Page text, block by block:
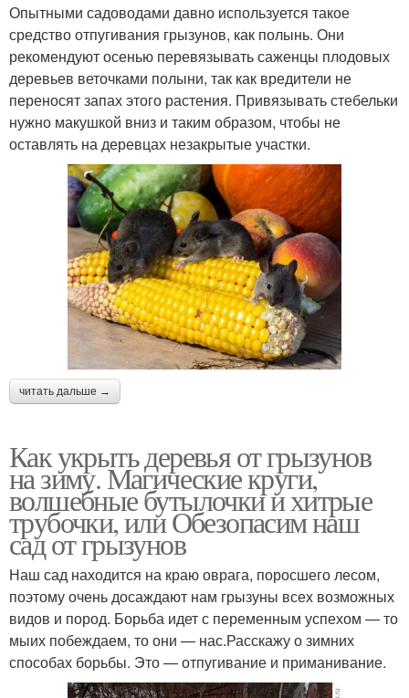
Опытными садоводами давно используется такое
средство отпугивания грызунов, как полынь. Они
рекомендуют осенью перевязывать саженцы плодовых
деревьев веточками полыни, так как вредители не
переносят запах этого растения. Привязывать стебельки
нужно макушкой вниз и таким образом, чтобы не
оставлять на деревцах незакрытые участки.
читать дальше →
Как укрыть деревья от грызунов
на зиму. Магические круги,
волшебные бутылочки и хитрые
трубочки, или Обезопасим наш
сад от грызунов
Наш сад находится на краю оврага, поросшего лесом,
поэтому очень досаждают нам грызуны всех возможных
видов и пород. Борьба идет с переменным успехом — то
мыих побеждаем, то они — нас.Расскажу о зимних
способах борьбы. Это — отпугивание и приманивание.